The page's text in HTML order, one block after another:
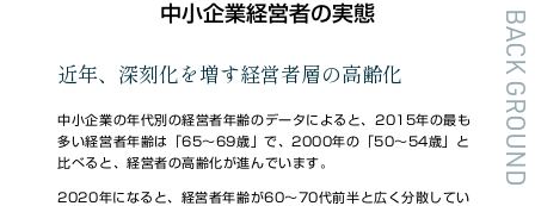
BACK GROUND
中小企業経営者の実態
近年、深刻化を増す経営者層の高齢化
中小企業の年代別の経営者年齢のデータによると、2015年の最も
多い経営者年齢は「65～69歳」で、2000年の「50～54歳」と
比べると、経営者の高齢化が進んでいます。
2020年になると、経営者年齢が60～70代前半と広く分散してい